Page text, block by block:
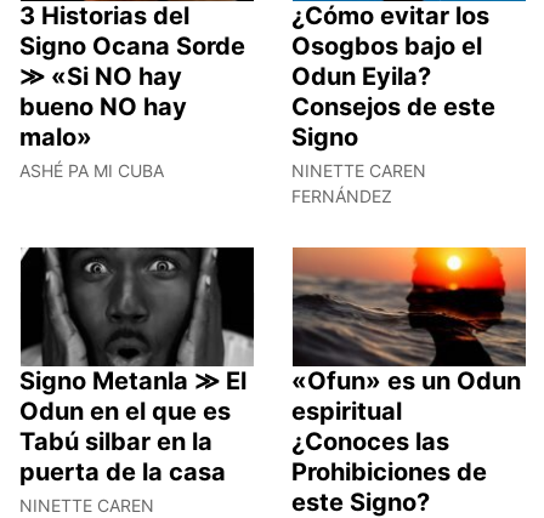
3 Historias del
Signo Ocana Sorde
≫ «Si NO hay
bueno NO hay
malo»
ASHÉ PA MI CUBA
¿Cómo evitar los
Osogbos bajo el
Odun Eyila?
Consejos de este
Signo
NINETTE CAREN
FERNÁNDEZ
Signo Metanla ≫ El
Odun en el que es
Tabú silbar en la
puerta de la casa
NINETTE CAREN
«Ofun» es un Odun
espiritual
¿Conoces las
Prohibiciones de
este Signo?